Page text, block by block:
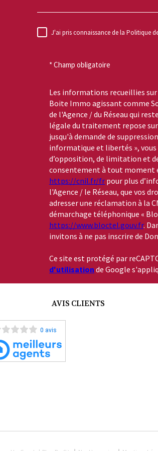
J'ai pris connaissance de la Politique
* Champ obligatoire
Les informations recueillies
Boite Immo agissant comme
de l'Agence / du Réseau qui
légale du traitement repose
jusqu'à demande de
informatique et libertés », vous
d’opposition, de limitation et
consentement à tout moment
https://cnil.fr/fr pour plus
l'Agence / le Réseau, que vos
adresser une réclamation à la
démarchage téléphonique «
https://www.bloctel.gouv.fr.
invitons à ne pas inscrire de
Ce site est protégé par
d'utilisation de Google
AVIS CLIENTS
0 avis